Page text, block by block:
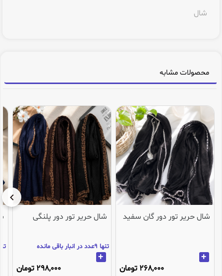
شال
محصولات مشابه
شال حریر تور دور گان سفید
+
268,000 تومان
شال حریر تور دور پلنگی
تنها 9عدد در انبار باقی مانده
+
298,000 تومان
تنها 3عدد